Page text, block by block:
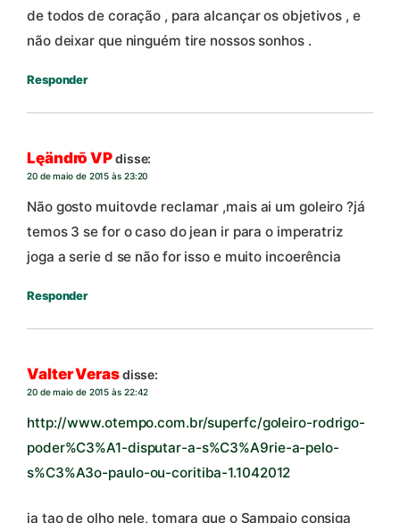
de todos de coração , para alcançar os objetivos , e
não deixar que ninguém tire nossos sonhos .
Responder
Lęändrō VPdisse:
20 de maio de 2015 às 23:20
Não gosto muitovde reclamar ,mais ai um goleiro ?já
temos 3 se for o caso do jean ir para o imperatriz
joga a serie d se não for isso e muito incoerência
Responder
Valter Verasdisse:
20 de maio de 2015 às 22:42
http://www.otempo.com.br/superfc/goleiro-rodrigo-
poder%C3%A1-disputar-a-s%C3%A9rie-a-pelo-
s%C3%A3o-paulo-ou-coritiba-1.1042012
ja tao de olho nele, tomara que o Sampaio consiga